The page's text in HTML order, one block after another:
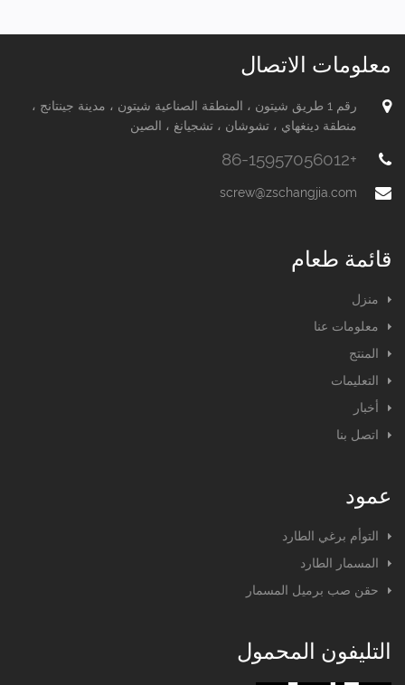
معلومات الاتصال
رقم 1 طريق شيتون ، المنطقة الصناعية شيتون ، مدينة جينتانج ،
منطقة دينغهاي ، تشوشان ، تشجيانغ ، الصين
+86-15957056012
screw@zschangjia.com
قائمة طعام
منزل
معلومات عنا
المنتج
التعليمات
أخبار
اتصل بنا
عمود
التوأم برغي الطارد
المسمار الطارد
حقن صب برميل المسمار
التليفون المحمول